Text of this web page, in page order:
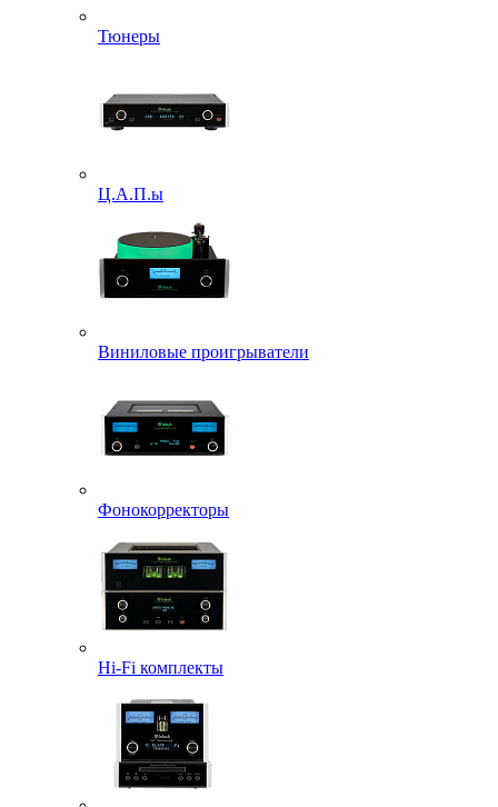
Тюнеры
Ц.А.П.ы
Виниловые проигрыватели
Фонокорректоры
Hi-Fi комплекты